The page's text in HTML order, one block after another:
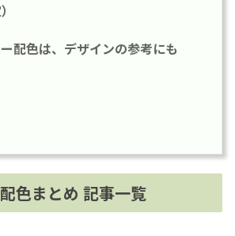
配色は、デザインの参考にも
色まとめ 記事一覧